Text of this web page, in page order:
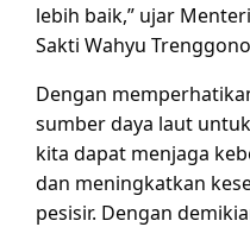
lebih baik,” ujar
Sakti Wahyu
Dengan
sumber daya laut
kita dapat menjaga
dan meningkatkan
pesisir. Dengan